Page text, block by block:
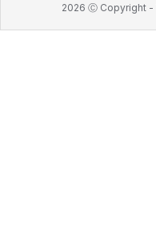
2026 Ⓒ Copyright -